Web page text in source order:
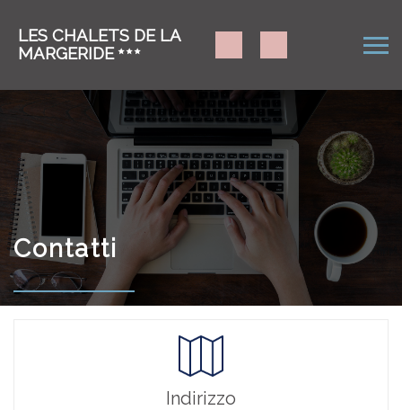
LES CHALETS DE LA
MARGERIDE
Contatti
Indirizzo